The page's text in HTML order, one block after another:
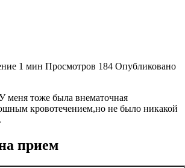
1 мин Просмотров 184 Опубликовано
меня тоже была внематочная
кровотечением,но не было никакой
прием